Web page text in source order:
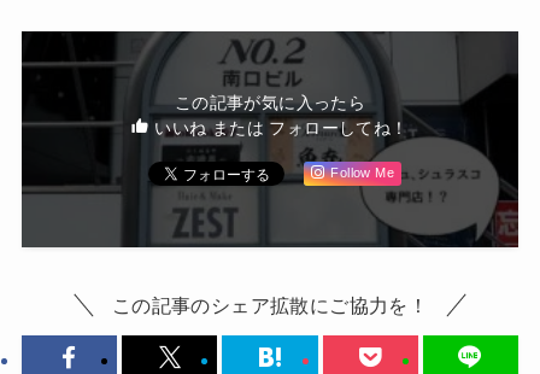
この記事が気に入ったら
いいね または フォローしてね！
Follow Me
この記事のシェア拡散にご協力を！